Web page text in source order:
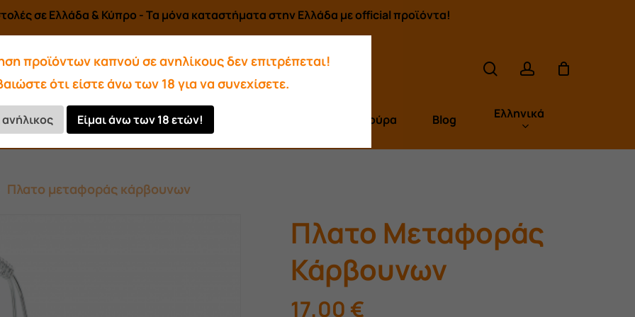
σε Ελλάδα & Κύπρο - Τα μόνα καταστήματα στην Ελλάδα με official προϊόντα!
Αρωματικά-Υγρά Κάρβουνα Πούρα Blog Ελληνικά
Πλατο μεταφοράς κάρβουνων
Πλατο Μεταφοράς
Κάρβουνων
17,00 €
προϊόντων καπνού σε ανηλίκους δεν επιτρέπεται!
ότι είστε άνω των 18 για να συνεχίσετε.
ανήλικος Είμαι άνω των 18 ετών!